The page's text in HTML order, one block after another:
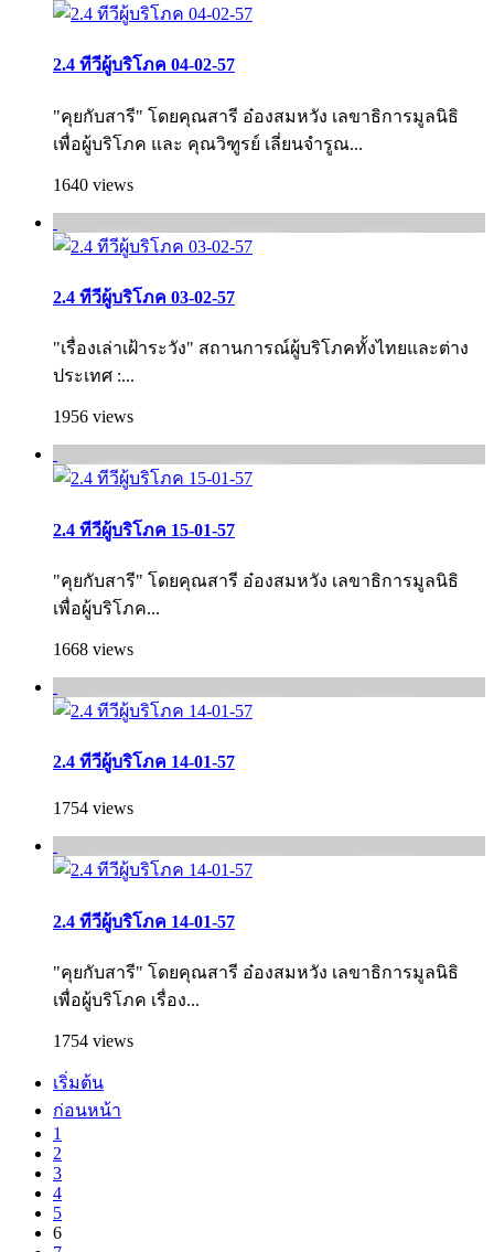
2.4 ทีวีผู้บริโภค 04-02-57
"คุยกับสารี" โดยคุณสารี อ๋องสมหวัง เลขาธิการมูลนิธิ
เพื่อผู้บริโภค และ คุณวิฑูรย์ เลี่ยนจำรูณ...
1640 views
2.4 ทีวีผู้บริโภค 03-02-57
"เรื่องเล่าเฝ้าระวัง" สถานการณ์ผู้บริโภคทั้งไทยและต่าง
ประเทศ :...
1956 views
2.4 ทีวีผู้บริโภค 15-01-57
"คุยกับสารี" โดยคุณสารี อ๋องสมหวัง เลขาธิการมูลนิธิ
เพื่อผู้บริโภค...
1668 views
2.4 ทีวีผู้บริโภค 14-01-57
1754 views
2.4 ทีวีผู้บริโภค 14-01-57
"คุยกับสารี" โดยคุณสารี อ๋องสมหวัง เลขาธิการมูลนิธิ
เพื่อผู้บริโภค เรื่อง...
1754 views
เริ่มต้น
ก่อนหน้า
1
2
3
4
5
6